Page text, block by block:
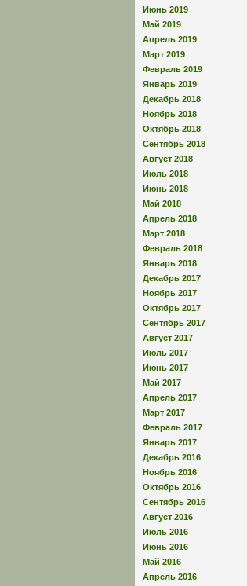
Июнь 2019
Май 2019
Апрель 2019
Март 2019
Февраль 2019
Январь 2019
Декабрь 2018
Ноябрь 2018
Октябрь 2018
Сентябрь 2018
Август 2018
Июль 2018
Июнь 2018
Май 2018
Апрель 2018
Март 2018
Февраль 2018
Январь 2018
Декабрь 2017
Ноябрь 2017
Октябрь 2017
Сентябрь 2017
Август 2017
Июль 2017
Июнь 2017
Май 2017
Апрель 2017
Март 2017
Февраль 2017
Январь 2017
Декабрь 2016
Ноябрь 2016
Октябрь 2016
Сентябрь 2016
Август 2016
Июль 2016
Июнь 2016
Май 2016
Апрель 2016